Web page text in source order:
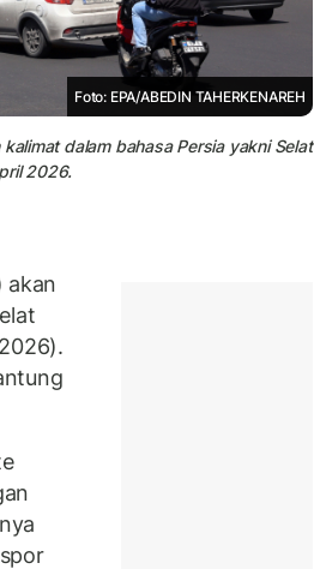
Foto: EPA/ABEDIN TAHERKENAREH
dalam bahasa Persia yakni Selat
2026.
akan